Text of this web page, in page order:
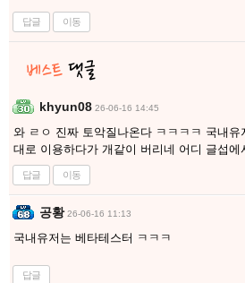
답글 이동
khyun08 26-06-16 14:45
와 ㄹㅇ 진짜 토악질나온다 ㅋㅋㅋㅋ 국내
대로 이용하다가 개같이 버리네 어디 글섭에
답글 이동
공황 26-06-16 11:13
국내유저는 베타테스터 ㅋㅋㅋ
답글